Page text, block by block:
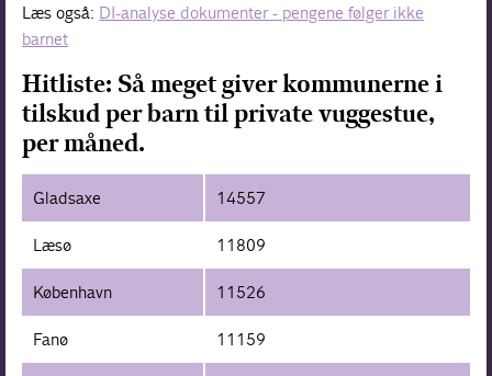
Læs også: DI-analyse dokumenter - pengene følger ikke
barnet
Hitliste: Så meget giver kommunerne i
tilskud per barn til private vuggestue,
per måned.
Gladsaxe 14557
Læsø 11809
København 11526
Fanø 11159